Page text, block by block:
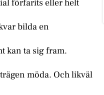
förfarits eller helt
bilda en
kan ta sig fram.
möda. Och likväl